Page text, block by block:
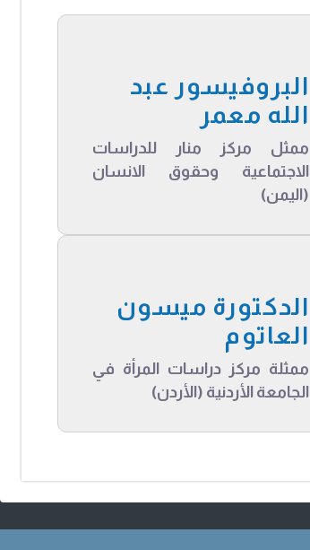
البروفيسور عبد
الله معمر
ممثل مركز منار للدراسات
الاجتماعية وحقوق الانسان
(اليمن)
الدكتورة ميسون
العاتوم
ممثلة مركز دراسات المرأة في
الجامعة الأردنية (الأردن)